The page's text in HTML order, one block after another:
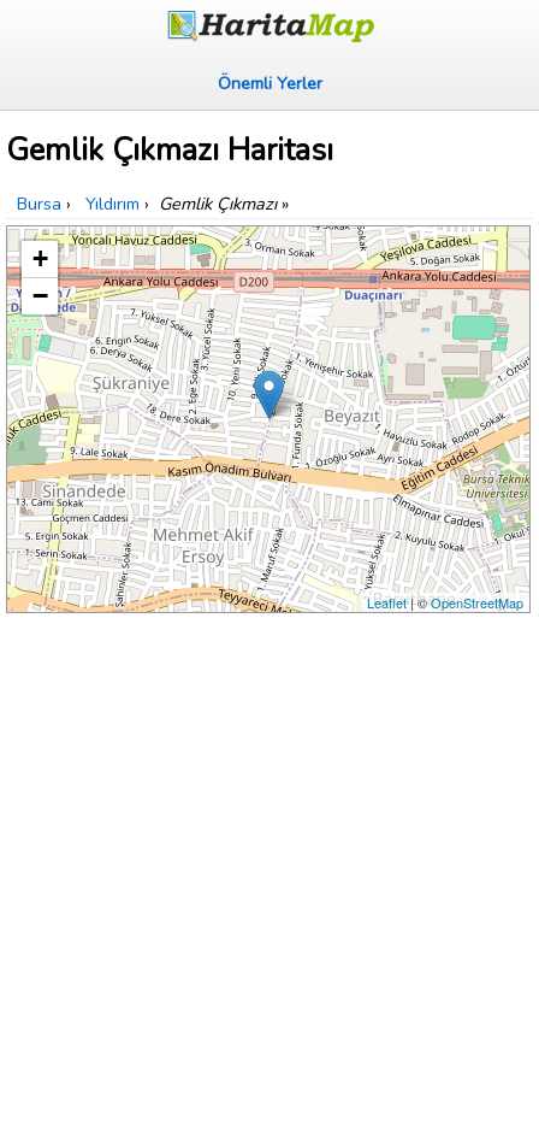
Önemli Yerler
Gemlik Çıkmazı Haritası
Bursa › Yıldırım › Gemlik Çıkmazı»
+
−
Leaflet| ©OpenStreetMap